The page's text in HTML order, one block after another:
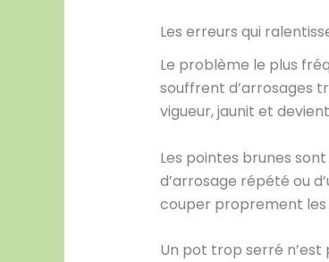
Les erreurs qui
Le problème le plus
souffrent d’arrosages
vigueur, jaunit et
Les pointes brunes
d’arrosage répété ou
couper proprement
Un pot trop serré